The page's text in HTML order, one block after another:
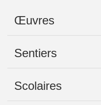
Œuvres
Sentiers
Scolaires